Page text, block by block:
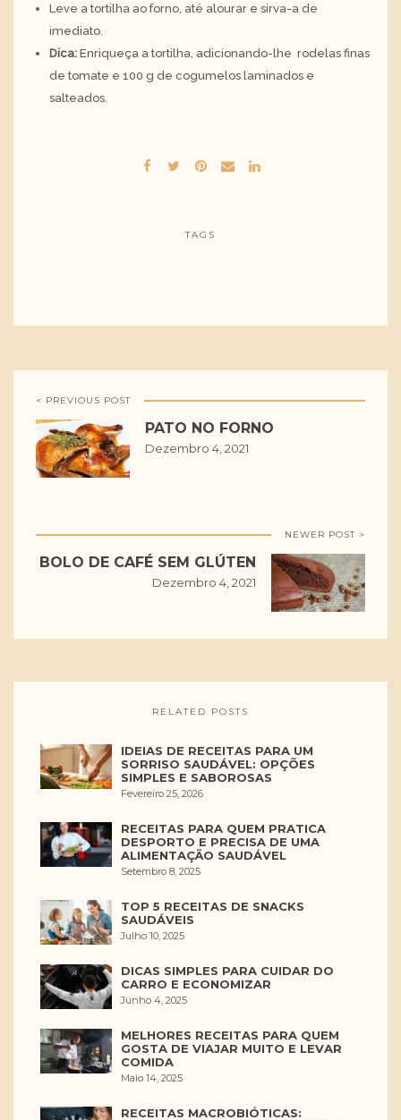
Leve a tortilha ao forno, até alourar e sirva-a de
imediato.
Dica: Enriqueça a tortilha, adicionando-lhe rodelas finas
de tomate e 100 g de cogumelos laminados e
salteados.
TAGS
< PREVIOUS POST
PATO NO FORNO
Dezembro 4, 2021
NEWER POST >
BOLO DE CAFÉ SEM GLÚTEN
Dezembro 4, 2021
RELATED POSTS
IDEIAS DE RECEITAS PARA UM
SORRISO SAUDÁVEL: OPÇÕES
SIMPLES E SABOROSAS
Fevereiro 25, 2026
RECEITAS PARA QUEM PRATICA
DESPORTO E PRECISA DE UMA
ALIMENTAÇÃO SAUDÁVEL
Setembro 8, 2025
TOP 5 RECEITAS DE SNACKS
SAUDÁVEIS
Julho 10, 2025
DICAS SIMPLES PARA CUIDAR DO
CARRO E ECONOMIZAR
Junho 4, 2025
MELHORES RECEITAS PARA QUEM
GOSTA DE VIAJAR MUITO E LEVAR
COMIDA
Maio 14, 2025
RECEITAS MACROBIÓTICAS: